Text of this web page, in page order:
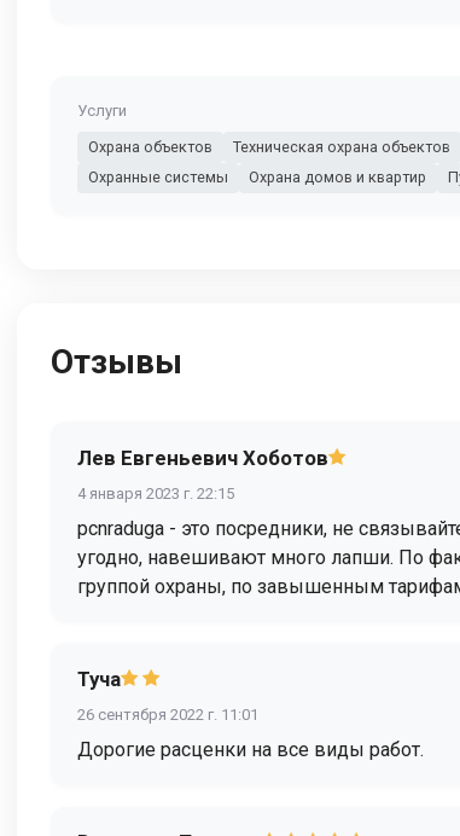
Услуги
Охрана объектов
Техническая охрана объектов
Охранные системы
Охрана домов и квартир
Отзывы
Лев Евгеньевич Хоботов
4 января 2023 г. 22:15
pcnraduga - это посредники, не
угодно, навешивают много лапши. По
группой охраны, по завышенным
Туча
26 сентября 2022 г. 11:01
Дорогие расценки на все виды работ.